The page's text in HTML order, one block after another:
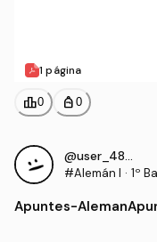
1 página
leaderboard0 personal_bag 0
@user_4855881
#Alemán I · 1º
Apuntes-